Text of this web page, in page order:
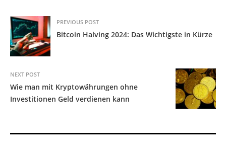
PREVIOUS POST
Bitcoin Halving 2024: Das Wichtigste in Kürze
NEXT POST
Wie man mit Kryptowährungen ohne
Investitionen Geld verdienen kann